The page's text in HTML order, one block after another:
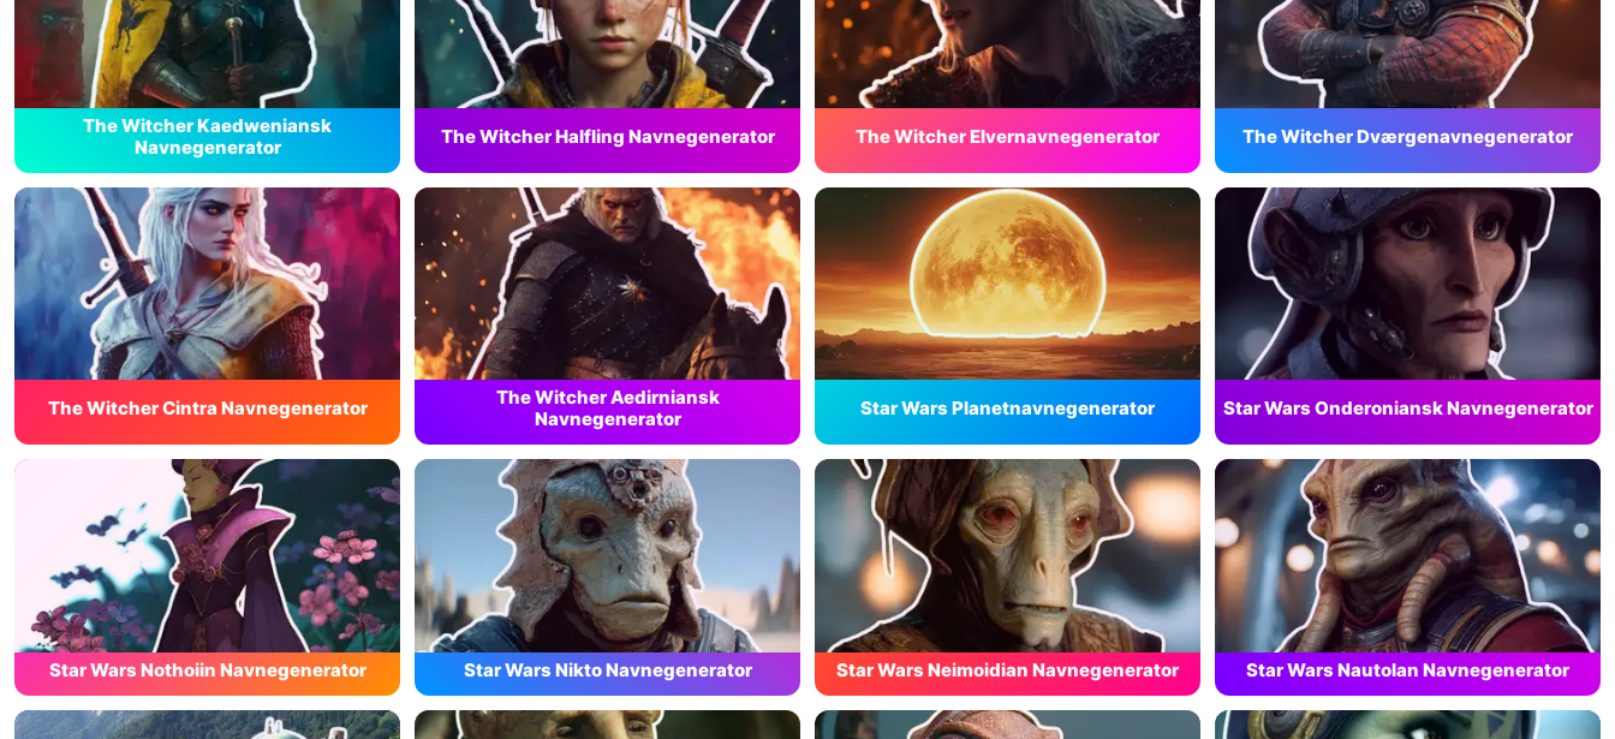
The Witcher Kaedweniansk
Navnegenerator
The Witcher Halfling Navnegenerator The Witcher Elvernavnegenerator The Witcher Dværgenavnegenerator
The Witcher Cintra Navnegenerator
The Witcher Aedirniansk
Navnegenerator
Star Wars Planetnavnegenerator Star Wars Onderoniansk Navnegenerator
Star Wars Nothoiin Navnegenerator Star Wars Nikto Navnegenerator Star Wars Neimoidian Navnegenerator Star Wars Nautolan Navnegenerator